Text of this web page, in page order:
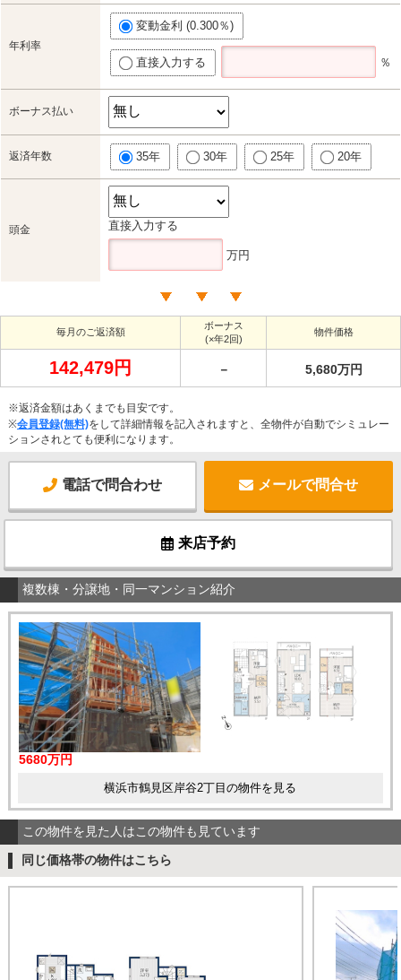
年利率
変動金利 (0.300％)
直接入力する ％
ボーナス払い
返済年数 35年 30年 25年 20年
頭金 直接入力する
万円
毎月のご返済額
ボーナス
(×年2回)
物件価格
142,479円 － 5,680万円
※返済金額はあくまでも目安です。
※会員登録(無料)をして詳細情報を記入されますと、全物件が自動でシミュレー
ションされとても便利になります。
電話で問合わせ メールで問合せ
来店予約
複数棟・分譲地・同一マンション紹介
5680万円
横浜市鶴見区岸谷2丁目の物件を見る
この物件を見た人はこの物件も見ています
同じ価格帯の物件はこちら